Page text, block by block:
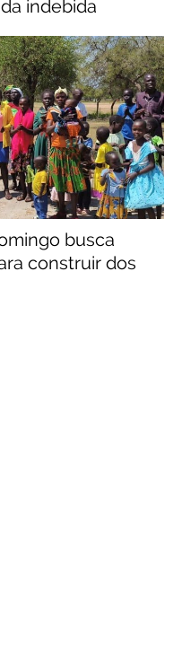
indebida
busca
construir dos